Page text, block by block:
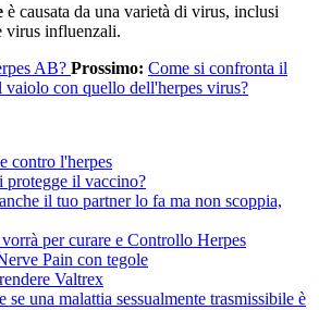
è causata da una varietà di virus, inclusi
virus influenzali.
AB? Prossimo: Come si confronta il
con quello dell'herpes virus?
contro l'herpes
protegge il vaccino?
il tuo partner lo fa ma non scoppia,
per curare e Controllo Herpes
Pain con tegole
Valtrex
se una malattia sessualmente trasmissibile è